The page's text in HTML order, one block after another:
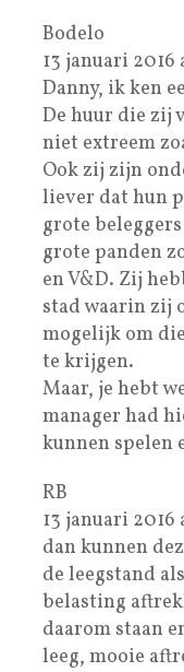
Bodelo
13 januari 2016
Danny, ik ken
De huur die zij
niet extreem
Ook zij zijn
liever dat hun
grote
grote panden
en V&D. Zij
stad waarin zij
mogelijk om
te krijgen.
Maar, je hebt
manager had
kunnen spelen
RB
13 januari 2016
dan kunnen
de leegstand
belasting
daarom staan
leeg, mooie